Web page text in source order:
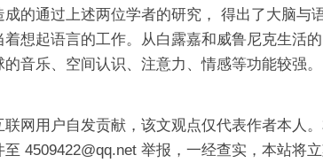
成的通过上述两位学者的研究， 得出了大脑
想起语言的工作。从白露嘉和威鲁尼克生活
音乐、空间认识、注意力、情感等功能较强。
网用户自发贡献，该文观点仅代表作者本人
4509422@qq.net 举报，一经查实，本站将立